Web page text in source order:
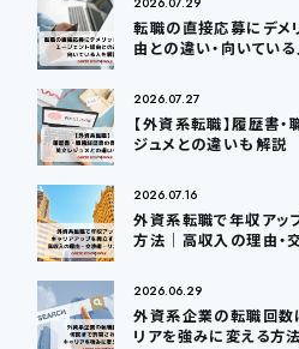
転職の直接応募にデメ
由との違い・向いてい
2026.07.27
【外資系転職】履歴書
ジュメとの違いも解説
2026.07.16
外資系転職で年収アッ
方法｜高収入の理由・
2026.06.29
外資系企業の転職回数
リアを強みに変える方法